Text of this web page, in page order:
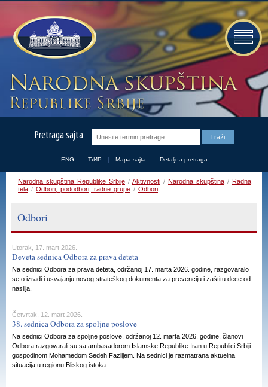
Pretraga sajta
ENG ЋИР Mapa sajta Detaljna pretraga
Narodna skupština Republike Srbije / Aktivnosti / Narodna skupština / Radna
tela / Odbori, pododbori, radne grupe / Odbori
Odbori
Utorak, 17. mart 2026.
Deveta sednica Odbora za prava deteta
Na sednici Odbora za prava deteta, održanoj 17. marta 2026. godine, razgovaralo
se o izradi i usvajanju novog strateškog dokumenta za prevenciju i zaštitu dece od
nasilja.
Četvrtak, 12. mart 2026.
38. sednica Odbora za spoljne poslove
Na sednici Odbora za spoljne poslove, održanoj 12. marta 2026. godine, članovi
Odbora razgovarali su sa ambasadorom Islamske Republike Iran u Republici Srbiji
gospodinom Mohamedom Sedeh Fazlijem. Na sednici je razmatrana aktuelna
situacija u regionu Bliskog istoka.